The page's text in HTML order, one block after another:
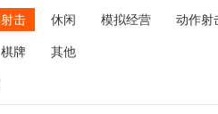
击 休闲 模拟经营 动作射
策略塔防
棋牌 其他